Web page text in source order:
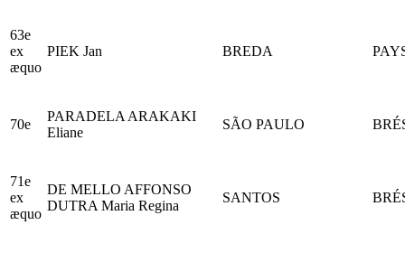
63e
ex
æquo
PIEK Jan BREDA
70e
PARADELA ARAKAKI
Eliane
SÃO PAULO
71e
ex
æquo
DE MELLO AFFONSO
DUTRA Maria Regina
SANTOS